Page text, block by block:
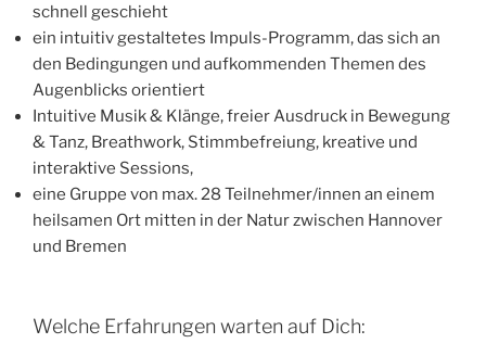
schnell geschieht
ein intuitiv gestaltetes Impuls-Programm, das sich an
den Bedingungen und aufkommenden Themen des
Augenblicks orientiert
Intuitive Musik & Klänge, freier Ausdruck in Bewegung
& Tanz, Breathwork, Stimmbefreiung, kreative und
interaktive Sessions,
eine Gruppe von max. 28 Teilnehmer/innen an einem
heilsamen Ort mitten in der Natur zwischen Hannover
und Bremen
Welche Erfahrungen warten auf Dich: